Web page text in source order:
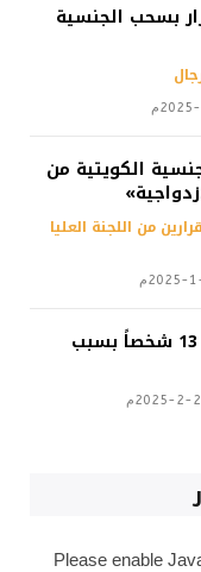
بسحب الجنسية
الكويتية من
من اللجنة العليا
فقدان الجنسية من 13 شخصاً بسبب
Please enable